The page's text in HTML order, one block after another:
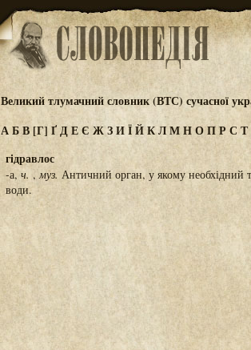
Великий тлумачний словник (ВТС) сучасної
АБВ[Г] ҐДЕЄ ЖЗИЇЙКЛМНОПРС Т
гідравлос
-а,ч. ,муз. Античний орган, у якому необхідний
води.